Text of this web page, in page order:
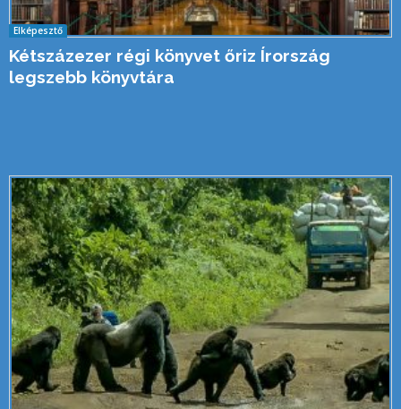
Elképesztő
Kétszázezer régi könyvet őriz Írország
legszebb könyvtára